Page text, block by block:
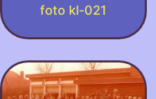
foto kl-021